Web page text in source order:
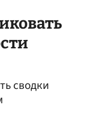
сводки